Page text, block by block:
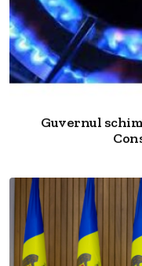
Guvernul